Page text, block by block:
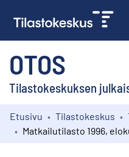
OTOS
Tilastokeskuksen
Kokoelmat
Etusivu Tilastokeskus
Matkailutilasto 1996,